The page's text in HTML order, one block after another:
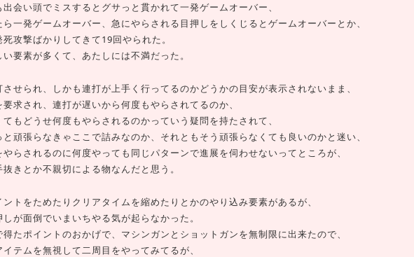
会い頭でミスするとグサっと貫かれて一発ゲームオーバー、
一発ゲームオーバー、急にやらされる目押しをしくじるとゲームオーバーとか、
攻撃ばかりしてきて19回やられた。
要素が多くて、あたしには不満だった。
せられ、しかも連打が上手く行ってるのかどうかの目安が表示されないまま、
求され、連打が遅いから何度もやらされてるのか、
もどうせ何度もやらされるのかっていう疑問を持たされて、
頑張らなきゃここで詰みなのか、それともそう頑張らなくても良いのかと迷い、
らされるのに何度やっても同じパターンで進展を伺わせないってところが、
きとか不親切による物なんだと思う。
トをためたりクリアタイムを縮めたりとかのやり込み要素があるが、
が面倒でいまいちやる気が起らなかった。
たポイントのおかげで、マシンガンとショットガンを無制限に出来たので、
テムを無視して二周目をやってみてるが、